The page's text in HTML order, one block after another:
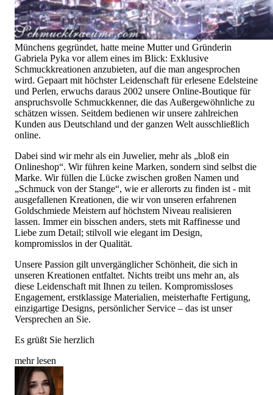
Hochwertiger Schmuck ist mehr als „nur ein Accessoire“ - das
ist nicht nur unsere Überzeugung, sondern auch der Gedanke,
mit dem alles begann. 1995 als kleines Juweliergeschäft nahe
Münchens gegründet, hatte meine Mutter und Gründerin
Gabriela Pyka vor allem eines im Blick: Exklusive
Schmuckkreationen anzubieten, auf die man angesprochen
wird. Gepaart mit höchster Leidenschaft für erlesene Edelsteine
und Perlen, erwuchs daraus 2002 unsere Online-Boutique für
anspruchsvolle Schmuckkenner, die das Außergewöhnliche zu
schätzen wissen. Seitdem bedienen wir unsere zahlreichen
Kunden aus Deutschland und der ganzen Welt ausschließlich
online.
Dabei sind wir mehr als ein Juwelier, mehr als „bloß ein
Onlineshop“. Wir führen keine Marken, sondern sind selbst die
Marke. Wir füllen die Lücke zwischen großen Namen und
„Schmuck von der Stange“, wie er allerorts zu finden ist - mit
ausgefallenen Kreationen, die wir von unseren erfahrenen
Goldschmiede Meistern auf höchstem Niveau realisieren
lassen. Immer ein bisschen anders, stets mit Raffinesse und
Liebe zum Detail; stilvoll wie elegant im Design,
kompromisslos in der Qualität.
Unsere Passion gilt unvergänglicher Schönheit, die sich in
unseren Kreationen entfaltet. Nichts treibt uns mehr an, als
diese Leidenschaft mit Ihnen zu teilen. Kompromissloses
Engagement, erstklassige Materialien, meisterhafte Fertigung,
einzigartige Designs, persönlicher Service – das ist unser
Versprechen an Sie.
Es grüßt Sie herzlich
mehr lesen